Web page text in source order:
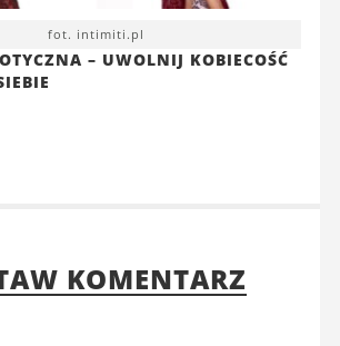
fot. intimiti.pl
– UWOLNIJ KOBIECOŚĆ
KOMENTARZ